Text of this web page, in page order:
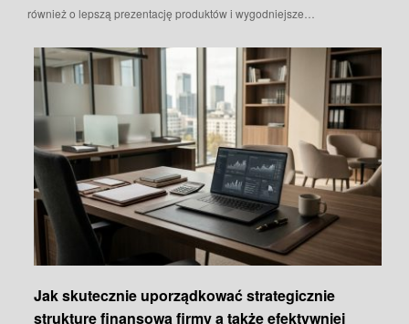
również o lepszą prezentację produktów i wygodniejsze…
Jak skutecznie uporządkować strategicznie
strukturę finansową firmy a także efektywniej